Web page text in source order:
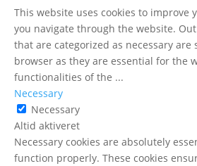
This website uses cookies to improve
you navigate through the website.
that are categorized as necessary are
browser as they are essential for the
functionalities of the ...
Necessary
Necessary
Altid aktiveret
Necessary cookies are absolutely
function properly. These cookies